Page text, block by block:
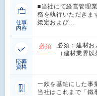
仕事
内容
■当社にて経営管理
務を執行いただきま
策定および…
応募
資格
必須
必須：建材
（建材業界
ー鉄を基軸にした事
当社はこれまで「鐵